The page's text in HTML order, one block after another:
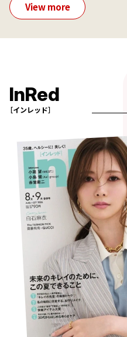
View more
InRed
［インレッド］